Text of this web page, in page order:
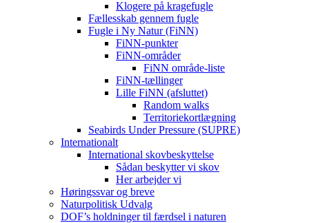
Klogere på kragefugle
Fællesskab gennem fugle
Fugle i Ny Natur (FiNN)
FiNN-punkter
FiNN-områder
FiNN område-liste
FiNN-tællinger
Lille FiNN (afsluttet)
Random walks
Territoriekortlægning
Seabirds Under Pressure (SUPRE)
Internationalt
International skovbeskyttelse
Sådan beskytter vi skov
Her arbejder vi
Høringssvar og breve
Naturpolitisk Udvalg
DOF’s holdninger til færdsel i naturen